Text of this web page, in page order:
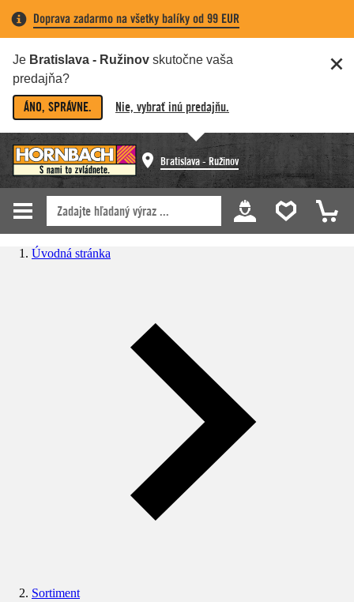
Doprava zadarmo na všetky balíky od 99 EUR
Je Bratislava - Ružinov skutočne vaša
predajňa?
ÁNO, SPRÁVNE. Nie, vybrať inú predajňu.
Bratislava - Ružinov
Úvodná stránka
Sortiment